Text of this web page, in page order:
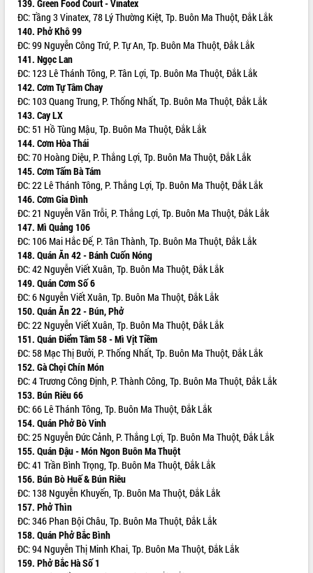
Hội nghị Báo cáo viên Trung ương
tháng 01/2026
Phó Thủ tướng Hồ Quốc Dũng đánh giá
cao kết quả Chiến dịch Quang Trung
tại Đắk Lắk
Hội nghị Ban Chấp hành Đảng bộ tỉnh
Đắk Lắk lần thứ 2 (mở rộng)
Tập trung giải phóng mặt bằng, đẩy
nhanh tiến độ Tuyến đường bộ ven
biển
Gỡ khó, khởi công xây dựng, sửa chữa
toàn bộ nhà ở cho hộ dân đúng tiến độ
đề ra
UBND tỉnh Đắk Lắk tổng kết công tác
quốc phòng, quân sự địa phương năm
2025
Tập trung triển khai quyết liệt, đồng bộ
các giải pháp nhằm thực hiện hiệu quả
các nhiệm vụ đề ra năm 2025
Phát huy vai trò của người có uy tín
trong phòng chống tảo hôn và hôn
nhân cận huyết thống
Nông sản Tây Nguyên thu hút doanh
nghiệp nước ngoài
Đắk Lắk định vị thương hiệu du lịch
“Biển – Rừng – Cà phê” trong không
gian phát triển mới
Hội nghị chia sẻ kinh nghiệm, chuyển
giao kỹ thuật y tế, định hướng phát
triển chuyên sâu đến 2030
Chuyển đổi số mở ra không gian phát
triển trong lĩnh vực văn hóa, du lịch
Công bố quyết định của Ban Thường
vụ Tỉnh ủy về công tác cán bộ.
Thủ tướng Phạm Minh Chính: Khẩn
trương tái thiết cuộc sống người dân
sau thiên tai
139. Green Food Court - Vinatex
ĐC: Tầng 3 Vinatex, 78 Lý Thường Kiệt, Tp. Buôn Ma Thuột, Đắk Lắk
140. Phở Khô 99
ĐC: 99 Nguyễn Công Trứ, P. Tự An, Tp. Buôn Ma Thuột, Đắk Lắk
141. Ngọc Lan
ĐC: 123 Lê Thánh Tông, P. Tân Lợi, Tp. Buôn Ma Thuột, Đắk Lắk
142. Cơm Tự Tâm Chay
ĐC: 103 Quang Trung, P. Thống Nhất, Tp. Buôn Ma Thuột, Đắk Lắk
143. Cay LX
ĐC: 51 Hồ Tùng Mậu, Tp. Buôn Ma Thuột, Đắk Lắk
144. Cơm Hòa Thái
ĐC: 70 Hoàng Diệu, P. Thắng Lợi, Tp. Buôn Ma Thuột, Đắk Lắk
145. Cơm Tấm Bà Tám
ĐC: 22 Lê Thánh Tông, P. Thắng Lợi, Tp. Buôn Ma Thuột, Đắk Lắk
146. Cơm Gia Đình
ĐC: 21 Nguyễn Văn Trỗi, P. Thắng Lợi, Tp. Buôn Ma Thuột, Đắk Lắk
147. Mì Quảng 106
ĐC: 106 Mai Hắc Đế, P. Tân Thành, Tp. Buôn Ma Thuột, Đắk Lắk
148. Quán Ăn 42 - Bánh Cuốn Nóng
ĐC: 42 Nguyễn Viết Xuân, Tp. Buôn Ma Thuột, Đắk Lắk
149. Quán Cơm Số 6
ĐC: 6 Nguyễn Viết Xuân, Tp. Buôn Ma Thuột, Đắk Lắk
150. Quán Ăn 22 - Bún, Phở
ĐC: 22 Nguyễn Viết Xuân, Tp. Buôn Ma Thuột, Đắk Lắk
151. Quán Điểm Tâm 58 - Mì Vịt Tiềm
ĐC: 58 Mạc Thị Bưởi, P. Thống Nhất, Tp. Buôn Ma Thuột, Đắk Lắk
152. Gà Chọi Chín Món
ĐC: 4 Trương Công Định, P. Thành Công, Tp. Buôn Ma Thuột, Đắk Lắk
153. Bún Riêu 66
ĐC: 66 Lê Thánh Tông, Tp. Buôn Ma Thuột, Đắk Lắk
154. Quán Phở Bò Vinh
ĐC: 25 Nguyễn Đức Cảnh, P. Thắng Lợi, Tp. Buôn Ma Thuột, Đắk Lắk
155. Quán Đậu - Món Ngon Buôn Ma Thuột
ĐC: 41 Trần Bình Trọng, Tp. Buôn Ma Thuột, Đắk Lắk
156. Bún Bò Huế & Bún Riêu
ĐC: 138 Nguyễn Khuyến, Tp. Buôn Ma Thuột, Đắk Lắk
157. Phở Thìn
ĐC: 346 Phan Bội Châu, Tp. Buôn Ma Thuột, Đắk Lắk
158. Quán Phở Bắc Bình
ĐC: 94 Nguyễn Thị Minh Khai, Tp. Buôn Ma Thuột, Đắk Lắk
159. Phở Bắc Hà Số 1